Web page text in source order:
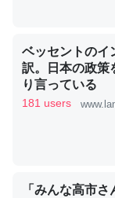
利だから両方が
いる鋏角類（カ
ずキチンを強化
─ニュース :: 【研
ベッセントのイ
訳。日本の政策
り言っている
181 users
「みんな高市さ